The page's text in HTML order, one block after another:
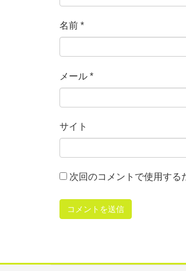
名前 *
メール *
サイト
次回のコメントで使用する